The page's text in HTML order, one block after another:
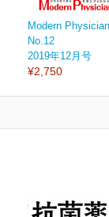
Modern
No.12
2019年12月号
¥2,750